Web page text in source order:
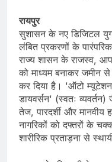
​रायपुर
सुशासन के नए डिजिटल
लंबित प्रकरणों के
राज्य शासन के राजस्व,
को माध्यम बनाकर जमीन
कर दिया है। 'ऑटो
डायवर्सन' (स्वतः
तेज, पारदर्शी और
नागरिकों को दफ्तरों के
शारीरिक प्रताड़ना से